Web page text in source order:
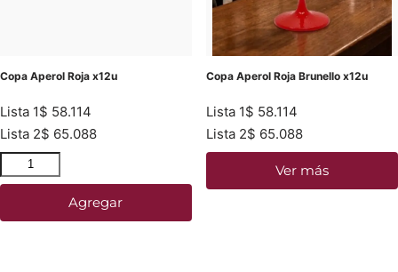
Copa Aperol Roja x12u
Lista 1$ 58.114
Lista 2$ 65.088
Agregar
Copa Aperol Roja Brunello x12u
Lista 1$ 58.114
Lista 2$ 65.088
Ver más